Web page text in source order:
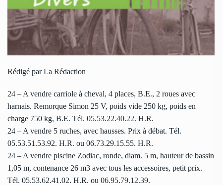
Rédigé par La Rédaction
24 – A vendre carriole à cheval, 4 places, B.E., 2 roues avec
harnais. Remorque Simon 25 V, poids vide 250 kg, poids en
charge 750 kg, B.E. Tél. 05.53.22.40.22. H.R.
24 – A vendre 5 ruches, avec hausses. Prix à débat. Tél.
05.53.51.53.92. H.R. ou 06.73.29.15.55. H.R.
24 – A vendre piscine Zodiac, ronde, diam. 5 m, hauteur de bassin
1,05 m, contenance 26 m3 avec tous les accessoires, petit prix.
Tél. 05.53.62.41.02. H.R. ou 06.95.79.12.39.